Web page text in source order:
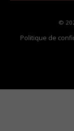
©
Politique de